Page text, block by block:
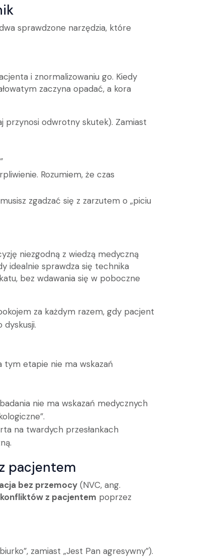
sprawdzone narzędzia, które
i znormalizowaniu go. Kiedy
zaczyna opadać, a kora
przynosi odwrotny skutek). Zamiast
Rozumiem, że czas
zgadzać się z zarzutem o „piciu
niezgodną z wiedzą medyczną
idealnie sprawdza się technika
bez wdawania się w poboczne
za każdym razem, gdy pacjent
tym etapie nie ma wskazań
nie ma wskazań medycznych
na twardych przesłankach
pacjentem
bez przemocy (NVC, ang.
z pacjentem poprzez
zamiast „Jest Pan agresywny”).